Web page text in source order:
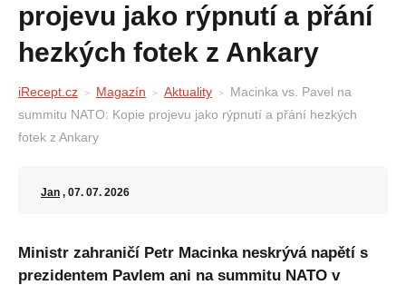
projevu jako rýpnutí a přání
hezkých fotek z Ankary
iRecept.cz Magazín Aktuality
Macinka vs. Pavel na
summitu NATO: Kopie projevu jako rýpnutí a přání hezkých
fotek z Ankary
Jan , 07. 07. 2026
Ministr zahraničí Petr Macinka neskrývá napětí s
prezidentem Pavlem ani na summitu NATO v